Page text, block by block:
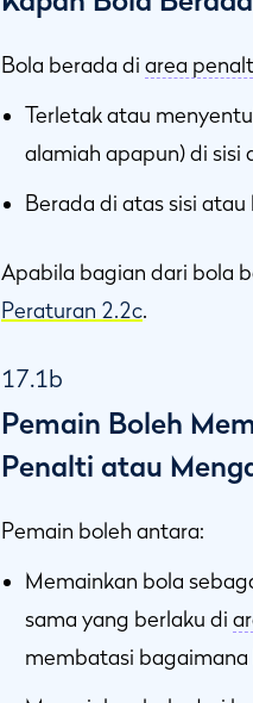
Bola berada di area
Terletak atau
alamiah apapun) di sisi
Berada di atas sisi
Apabila bagian dari bola
Peraturan 2.2c.
17.1b
Pemain Boleh
Penalti atau
Pemain boleh antara:
Memainkan bola
sama yang berlaku di
membatasi